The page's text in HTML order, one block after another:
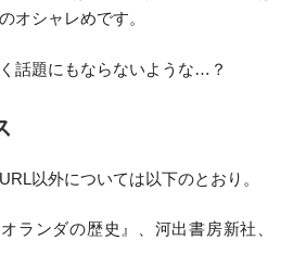
オシャレめです。
話題にもならないような…？
以外については以下のとおり。
ランダの歴史』、河出書房新社、